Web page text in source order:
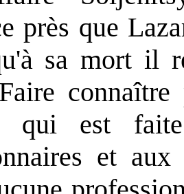
près que
sa mort il
qui est
et